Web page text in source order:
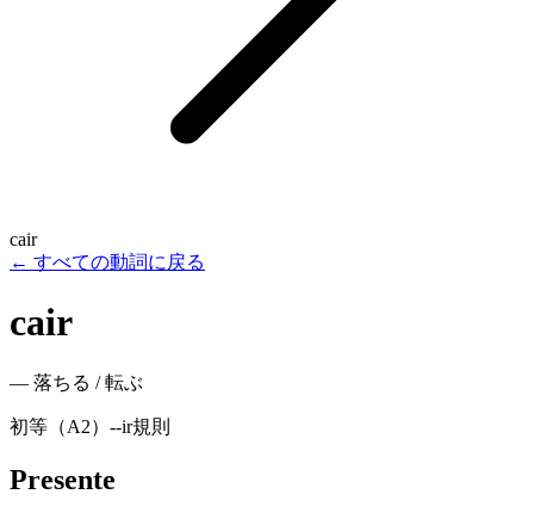
cair
← すべての動詞に戻る
cair
— 落ちる / 転ぶ
初等（A2） --ir規則
Presente